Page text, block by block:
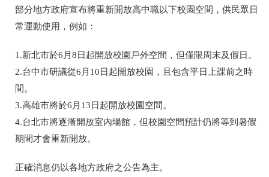
部分地方政府宣布將重新開放高中職以下校園空間，供民眾日
常運動使用，例如：
1.新北市於6月 8 日起開放校園戶外空間，但僅限周末及假日。
2.台中市研議從6月 10 日起開放校園，且包含平日上課前之時
間。
3.高雄市將於6月 13 日起開放校園空間。
4.台北市將逐漸開放室內場館，但校園空間預計仍將等到暑假
期間才會重新開放。
正確消息仍以各地方政府之公告為主。